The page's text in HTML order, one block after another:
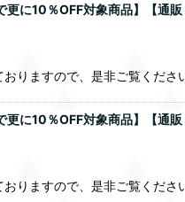
更に10％OFF対象商品】【通
りますので、是非ご覧くださ
更に10％OFF対象商品】【通
りますので、是非ご覧くださ